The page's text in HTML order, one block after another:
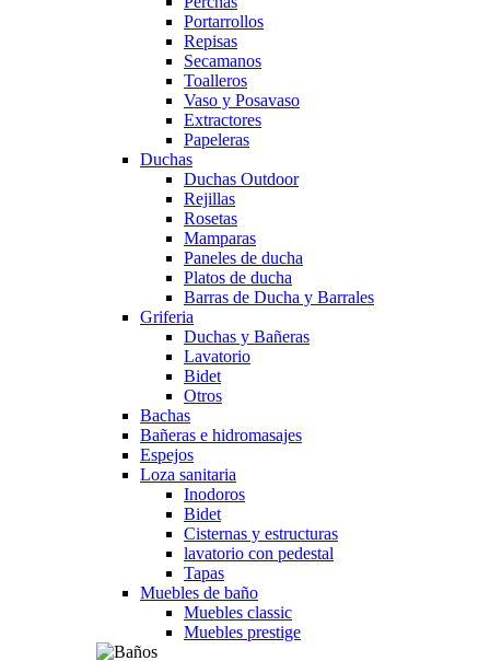
Portarrollos
Repisas
Secamanos
Toalleros
Vaso y Posavaso
Extractores
Papeleras
Duchas
Duchas Outdoor
Rejillas
Rosetas
Mamparas
Paneles de ducha
Platos de ducha
Barras de Ducha y Barrales
Griferia
Duchas y Bañeras
Lavatorio
Bidet
Otros
Bachas
Bañeras e hidromasajes
Espejos
Loza sanitaria
Inodoros
Bidet
Cisternas y estructuras
lavatorio con pedestal
Tapas
Muebles de baño
Muebles classic
Muebles prestige